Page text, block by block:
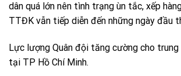
dân quá lớn nên tình trạng ùn tắc, xếp
TTĐK vẫn tiếp diễn đến những ngày đầu
Lực lượng Quân đội tăng cường cho
tại TP Hồ Chí Minh.